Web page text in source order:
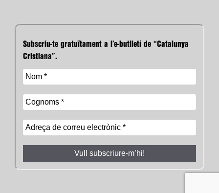
Subscriu-te gratuïtament a l’e-butlletí de “Catalunya
Cristiana”.